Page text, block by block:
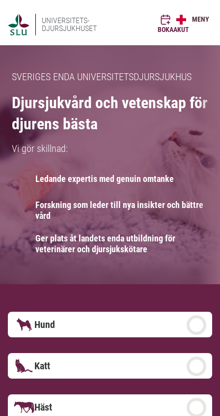
UNIVERSITETS-
DJURSJUKHUSET
BOKAAKUT
MENY
SVERIGES ENDA UNIVERSITETSDJURSJUKHUS
Djursjukvård och vetenskap för
djurens bästa
Vi gör skillnad:
Ledande expertis med genuin omtanke
Forskning som leder till nya insikter och bättre
vård
Ger plats åt landets enda utbildning för
veterinärer och djursjukskötare
Hund
Katt
Häst